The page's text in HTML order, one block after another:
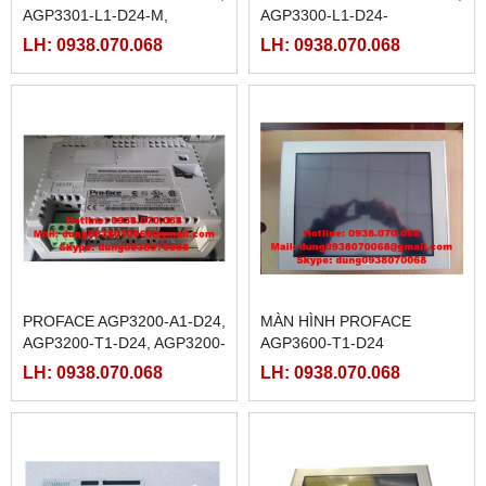
AGP3301-L1-D24-M,
AGP3301-S1-D24, AGP3302-
LH: 0938.070.068
AGP3300-L1-D24-
M,AGP3300-S1-D24,
T1-D24-M
LH: 0938.070.068
PROFACE AGP3200-A1-D24,
AGP3200-T1-D24, AGP3200-
T1-D24-M,
LH: 0938.070.068
MÀN HÌNH PROFACE
AGP3600-T1-D24
LH: 0938.070.068